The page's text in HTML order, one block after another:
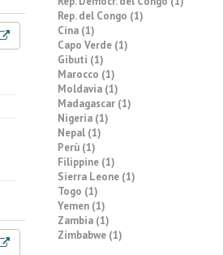
Rep. del Congo (1)
Cina (1)
Capo Verde (1)
Gibuti (1)
Marocco (1)
Moldavia (1)
Madagascar (1)
Nigeria (1)
Nepal (1)
Perù (1)
Filippine (1)
Sierra Leone (1)
Togo (1)
Yemen (1)
Zambia (1)
Zimbabwe (1)